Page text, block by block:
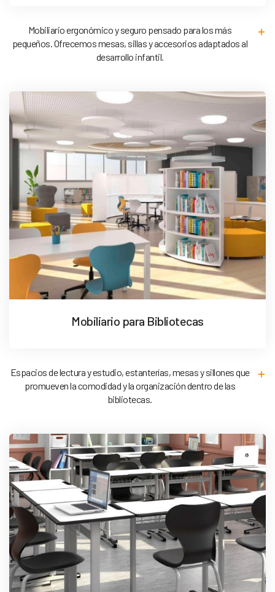
Mobiliario ergonómico y seguro pensado para los más
pequeños. Ofrecemos mesas, sillas y accesorios adaptados al
desarrollo infantil.
Mobiliario para Bibliotecas
Espacios de lectura y estudio, estanterías, mesas y sillones que
promueven la comodidad y la organización dentro de las
bibliotecas.